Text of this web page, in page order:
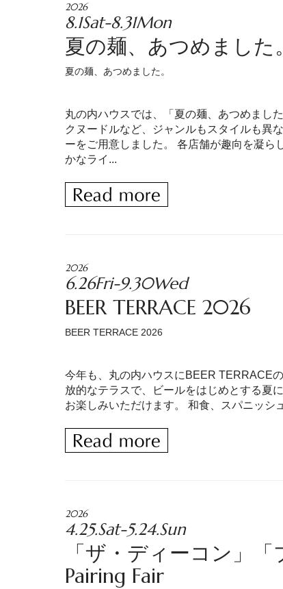
2026
8.1Sat-8.31Mon
夏の麺、あつめまし
夏の麺、あつめました。
丸の内ハウスでは、「夏の麺、あつめまし
クヌードルなど、ジャンルもスタイルも異
ーをご用意しました。 各店舗が趣向を凝ら
かなライ...
2026
6.26Fri-9.30Wed
BEER TERRACE 2026
BEER TERRACE 2026
今年も、丸の内ハウスにBEER TERRACE
放的なテラスで、ビールをはじめとする夏
お楽しみいただけます。 和食、スパニッシ
2026
4.25.Sat-5.24.Sun
「ザ・ディーコン」
Pairing Fair